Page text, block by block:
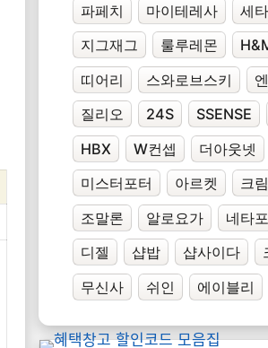
파페치 마이테레사
세
지그재그
룰루레몬
띠어리
스와로브스키
질리오
24S SSENSE
HBX
W컨셉
더아웃넷
미스터포터
아르켓 크림
조말론
알로요가
네타
디젤
샵밥 샵사이다
무신사
쉬인 에이블리